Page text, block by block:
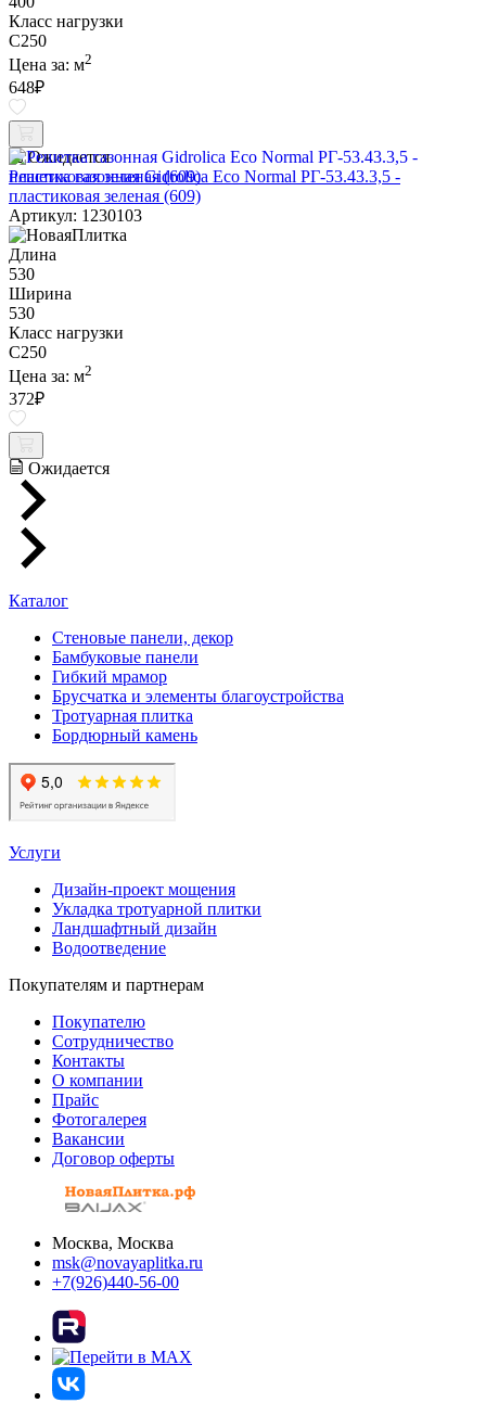
Класс нагрузки
C250
Цена за: м2
648₽
Ожидается
Решетка газонная Gidrolica Eco Normal РГ-53.43.3,5 -
пластиковая зеленая (609)
Артикул: 1230103
Длина
530
Ширина
530
Класс нагрузки
C250
Цена за: м2
372₽
Ожидается
Каталог
Стеновые панели, декор
Бамбуковые панели
Гибкий мрамор
Брусчатка и элементы благоустройства
Тротуарная плитка
Бордюрный камень
Услуги
Дизайн-проект мощения
Укладка тротуарной плитки
Ландшафтный дизайн
Водоотведение
Покупателям и партнерам
Покупателю
Сотрудничество
Контакты
О компании
Прайс
Фотогалерея
Вакансии
Договор оферты
Москва, Москва
msk@novayaplitka.ru
+7(926)440-56-00